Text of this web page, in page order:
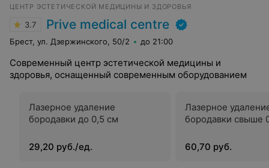
ЦЕНТР ЭСТЕТИЧЕСКОЙ МЕДИЦИНЫ И ЗДОРОВЬЯ
3.7 Prive medical centre
Брест, ул. Дзержинского, 50/2 до 21:00
Современный центр эстетической медицины и
здоровья, оснащенный современным оборудованием
Лазерное удаление
бородавки до 0,5 см
29,20 руб./ед.
Лазерное
бородавки свыше
60,70 руб.